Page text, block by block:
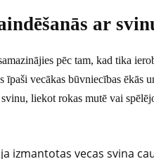
ar
pēc tam, kad tika
īpaši vecākas būvniecības ēkās
liekot rokas mutē vai
izmantotas vecas svina